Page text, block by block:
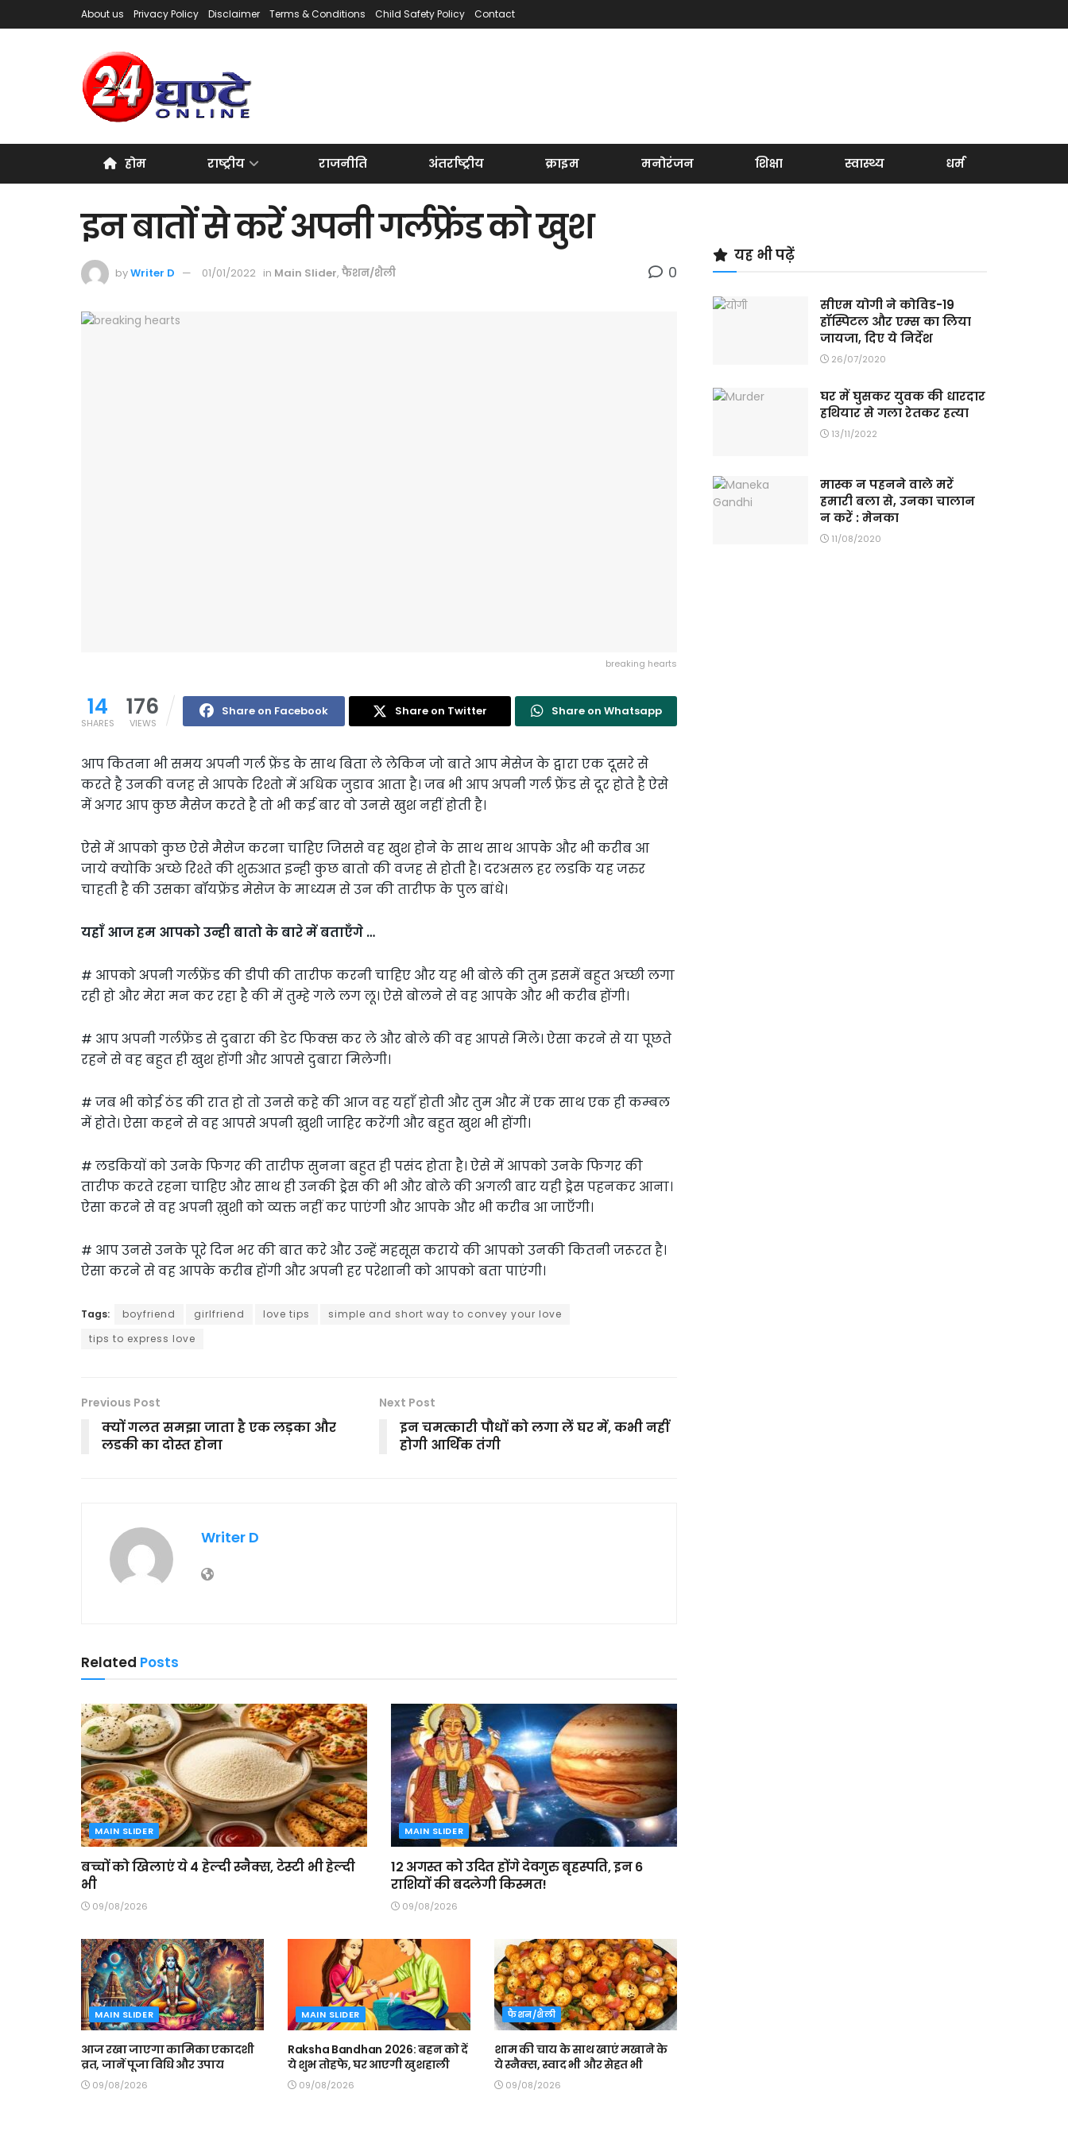
About us Privacy Policy Disclaimer Terms & Conditions Child Safety Policy Contact
होम राष्ट्रीय राजनीति अंतर्राष्ट्रीय क्राइम मनोरंजन शिक्षा स्वास्थ्य धर्म
इन बातों से करें अपनी गर्लफ्रेंड को खुश
byWriter D 01/01/2022 in Main Slider, फैशन/शैली 0
breaking hearts
14
SHARES
176
VIEWS
Share on Facebook Share on Twitter Share on Whatsapp
आप कितना भी समय अपनी गर्ल फ्रेंड के साथ बिता ले लेकिन जो बाते आप मेसेज के द्वारा एक दूसरे से
करते है उनकी वजह से आपके रिश्तो में अधिक जुडाव आता है। जब भी आप अपनी गर्ल फ्रेंड से दूर होते है ऐसे
में अगर आप कुछ मैसेज करते है तो भी कई बार वो उनसे खुश नहीं होती है।
ऐसे में आपको कुछ ऐसे मैसेज करना चाहिए जिससे वह खुश होने के साथ साथ आपके और भी करीब आ
जाये क्योकि अच्छे रिश्ते की शुरुआत इन्ही कुछ बातो की वजह से होती है। दरअसल हर लडकि यह जरुर
चाहती है की उसका बॉयफ्रेंड मेसेज के माध्यम से उन की तारीफ के पुल बांधे।
यहाँ आज हम आपको उन्ही बातो के बारे में बताएँगे …
# आपको अपनी गर्लफ्रेंड की डीपी की तारीफ करनी चाहिए और यह भी बोले की तुम इसमें बहुत अच्छी लगा
रही हो और मेरा मन कर रहा है की में तुम्हे गले लग लू। ऐसे बोलने से वह आपके और भी करीब होंगी।
# आप अपनी गर्लफ्रेंड से दुबारा की डेट फिक्स कर ले और बोले की वह आपसे मिले। ऐसा करने से या पूछते
रहने से वह बहुत ही खुश होंगी और आपसे दुबारा मिलेगी।
# जब भी कोई ठंड की रात हो तो उनसे कहे की आज वह यहाँ होती और तुम और में एक साथ एक ही कम्बल
में होते। ऐसा कहने से वह आपसे अपनी ख़ुशी जाहिर करेंगी और बहुत खुश भी होंगी।
# लडकियों को उनके फिगर की तारीफ सुनना बहुत ही पसंद होता है। ऐसे में आपको उनके फिगर की
तारीफ करते रहना चाहिए और साथ ही उनकी ड्रेस की भी और बोले की अगली बार यही ड्रेस पहनकर आना।
ऐसा करने से वह अपनी ख़ुशी को व्यक्त नहीं कर पाएंगी और आपके और भी करीब आ जाएँगी।
# आप उनसे उनके पूरे दिन भर की बात करे और उन्हें महसूस कराये की आपको उनकी कितनी जरूरत है।
ऐसा करने से वह आपके करीब होंगी और अपनी हर परेशानी को आपको बता पाएंगी।
Tags: boyfriend girlfriend love tips
simple and short way to convey your love
tips to express love
Previous Post
क्यों गलत समझा जाता है एक लड़का और
लडकी का दोस्त होना
Next Post
इन चमत्कारी पौधों को लगा लें घर में, कभी नहीं
होगी आर्थिक तंगी
Writer D
Related Posts
MAIN SLIDER
बच्चों को खिलाएं ये 4 हेल्दी स्नैक्स, टेस्टी भी हेल्दी
भी
09/08/2026
MAIN SLIDER
12 अगस्त को उदित होंगे देवगुरु बृहस्पति, इन 6
राशियों की बदलेगी किस्मत!
09/08/2026
MAIN SLIDER
आज रखा जाएगा कामिका एकादशी
व्रत, जानें पूजा विधि और उपाय
09/08/2026
MAIN SLIDER
Raksha Bandhan 2026: बहन को दें
ये शुभ तोहफे, घर आएगी खुशहाली
09/08/2026
फैशन/शैली
शाम की चाय के साथ खाएं मखाने के
ये स्नैक्स, स्वाद भी और सेहत भी
09/08/2026
यह भी पढ़ें
सीएम योगी ने कोविड-19
हॉस्पिटल और एम्‍स का लिया
जायजा, दिए ये निर्देश
26/07/2020
घर में घुसकर युवक की धारदार
हथियार से गला रेतकर हत्या
13/11/2022
मास्क न पहनने वाले मरें
हमारी बला से, उनका चालान
न करें : मेनका
11/08/2020